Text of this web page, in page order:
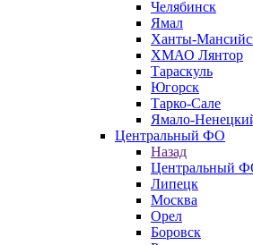
Челябинск
Ямал
Ханты-
ХМАО Лянтор
Тараскуль
Югорск
Тарко-Сале
Ямало-
Центральный ФО
Назад
Центральный
Липецк
Москва
Орел
Боровск